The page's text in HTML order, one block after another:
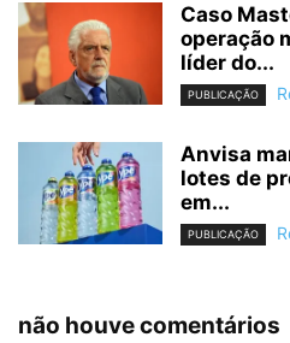
Caso
operação
líder do...
PUBLICAÇÃO
Anvisa
lotes de
em...
PUBLICAÇÃO
não houve comentários